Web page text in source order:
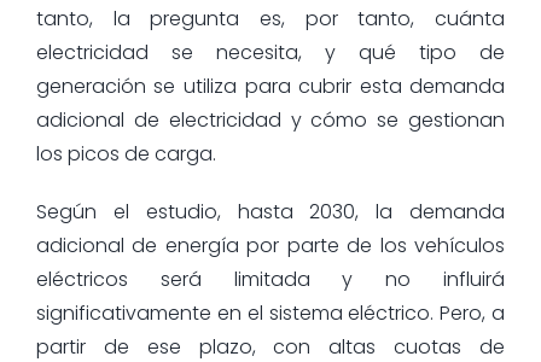
tanto, la pregunta es, por tanto, cuánta
electricidad se necesita, y qué tipo de
generación se utiliza para cubrir esta demanda
adicional de electricidad y cómo se gestionan
los picos de carga.
Según el estudio, hasta 2030, la demanda
adicional de energía por parte de los vehículos
eléctricos será limitada y no influirá
significativamente en el sistema eléctrico. Pero, a
partir de ese plazo, con altas cuotas de